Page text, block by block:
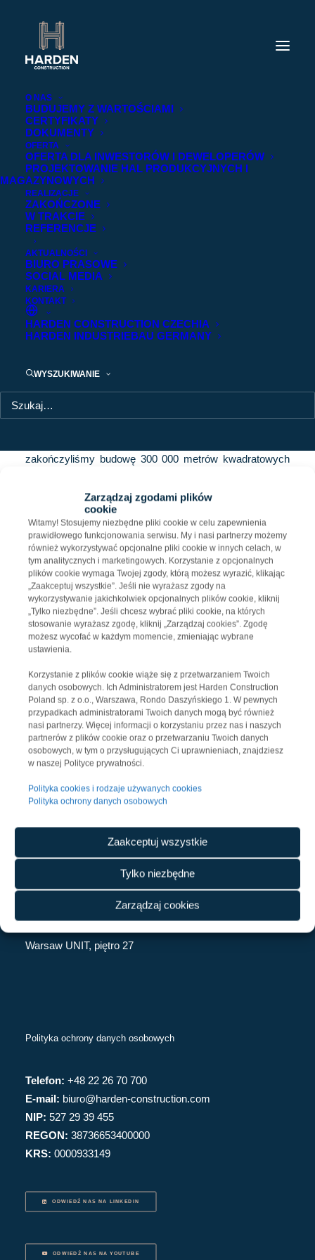
Zarządzaj zgodami plików
cookie
Witamy! Stosujemy niezbędne pliki cookie w celu zapewnienia
prawidłowego funkcjonowania serwisu. My i nasi partnerzy możemy
również wykorzystywać opcjonalne pliki cookie w innych celach, w
tym analitycznych i marketingowych. Korzystanie z opcjonalnych
plików cookie wymaga Twojej zgody, którą możesz wyrazić, klikając
„Zaakceptuj wszystkie”. Jeśli nie wyrażasz zgody na
wykorzystywanie jakichkolwiek opcjonalnych plików cookie, kliknij
„Tylko niezbędne”. Jeśli chcesz wybrać pliki cookie, na których
stosowanie wyrażasz zgodę, kliknij „Zarządzaj cookies”. Zgodę
możesz wycofać w każdym momencie, zmieniając wybrane
ustawienia.
Korzystanie z plików cookie wiąże się z przetwarzaniem Twoich
danych osobowych. Ich Administratorem jest Harden Construction
Poland sp. z o.o., Warszawa, Rondo Daszyńskiego 1. W pewnych
przypadkach administratorami Twoich danych mogą być również
nasi partnerzy. Więcej informacji o korzystaniu przez nas i naszych
partnerów z plików cookie oraz o przetwarzaniu Twoich danych
osobowych, w tym o przysługujących Ci uprawnieniach, znajdziesz
w naszej Polityce prywatności.
Polityka cookies i rodzaje używanych cookies
Polityka ochrony danych osobowych
Zaakceptuj wszystkie
Tylko niezbędne
Zarządzaj cookies
O NAS
BUDUJEMY Z WARTOŚCIAMI
CERTYFIKATY
DOKUMENTY
OFERTA
OFERTA DLA INWESTORÓW I DEWELOPERÓW
PROJEKTOWANIE HAL PRODUKCYJNYCH I
MAGAZYNOWYCH
REALIZACJE
ZAKOŃCZONE
W TRAKCIE
REFERENCJE
AKTUALNOŚCI
BIURO PRASOWE
SOCIAL MEDIA
KARIERA
KONTAKT
HARDEN CONSTRUCTION CZECHIA
HARDEN INDUSTRIEBAU GERMANY
WYSZUKIWANIE
Dwa lata temu rozpoczęliśmy naszą misję dostarczania
najwyższej jakości powierzchni logistycznych jako
zakończyliśmy budowę 300 000 metrów kwadratowych
certyfikatem BREAAM na poziomie Excellent i Very
Kontakt dla mediów
Filip Lamański
tel. +48 502 433 664
Harden Construction Poland Sp. z o.o.
Rondo Daszyńskiego 1
Warsaw UNIT, piętro 27
Polityka ochrony danych osobowych
Telefon: +48 22 26 70 700
E-mail: biuro@harden-construction.com
NIP: 527 29 39 455
REGON: 38736653400000
KRS: 0000933149
ODWIEDŹ NAS NA LINKEDIN
ODWIEDŹ NAS NA YOUTUBE